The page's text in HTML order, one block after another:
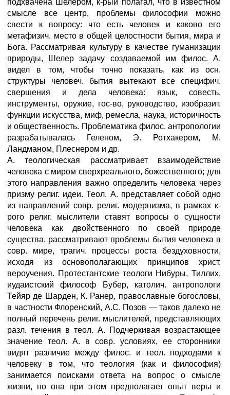
подхвачена Шелером, к-рый полагал, что в известном
смысле все центр, проблемы философии можно
свести к вопросу: что есть человек и каково его
метафизич. место в общей целостности бытия, мира и
Бога. Рассматривая культуру в качестве гуманизации
природы, Шелер задачу создаваемой им филос. А.
видел в том, чтобы точно показать, как из осн.
структуры человеч. бытия вытекают все специфич.
свершения и дела человека: язык, совесть,
инструменты, оружие, гос-во, руководство, изобразит.
функции искусства, миф, ремесла, наука, историчность
и общественность. Проблематика филос. антропологии
разрабатывалась Геленом, Э. Ротхакером, М.
Ландманом, Плеснером и др.
А. теологическая рассматривает взаимодействие
человека с миром сверхреального, божественного; для
этого направления важно определить человека через
призму религ. идеи. Теол. А. представляет собой одно
из направлений совр. религ. модернизма, в рамках к-
рого религ. мыслители ставят вопросы о сущности
человека как двойственного по своей природе
существа, рассматривают проблемы бытия человека в
совр. мире, трагич. процессы роста бездуховности,
исходя из основополагающих принципов христ.
вероучения. Протестантские теологи Нибуры, Тиллих,
иудаистский философ Бубер, католич. антропологи
Тейяр де Шарден, К. Ранер, православные богословы,
в частности Флоренский, А.С. Позов — таков далеко не
полный перечень религ. мыслителей, представляющих
разл. течения в теол. А. Подчеркивая возрастающее
значение теол. А. в совр. условиях, ее сторонники
видят различие между филос. и теол. подходами к
человеку в том, что теология (как и философия)
занимается поисками ответа на вопрос о смысле
жизни, но она при этом предполагает опыт веры и